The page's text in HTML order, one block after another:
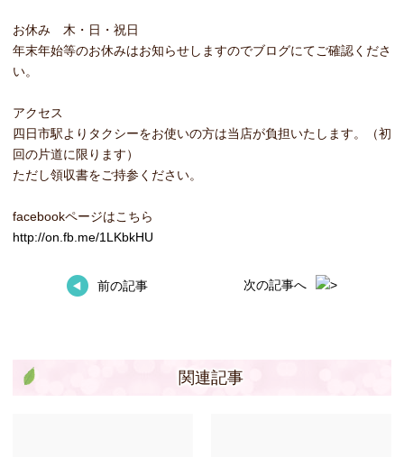
お休み 木・日・祝日
年末年始等のお休みはお知らせしますのでブログにてご確認くださ
い。
アクセス
四日市駅よりタクシーをお使いの方は当店が負担いたします。（初
回の片道に限ります）
ただし領収書をご持参ください。
facebookページはこちら
http://on.fb.me/1LKbkHU
前の記事 次の記事へ
関連記事